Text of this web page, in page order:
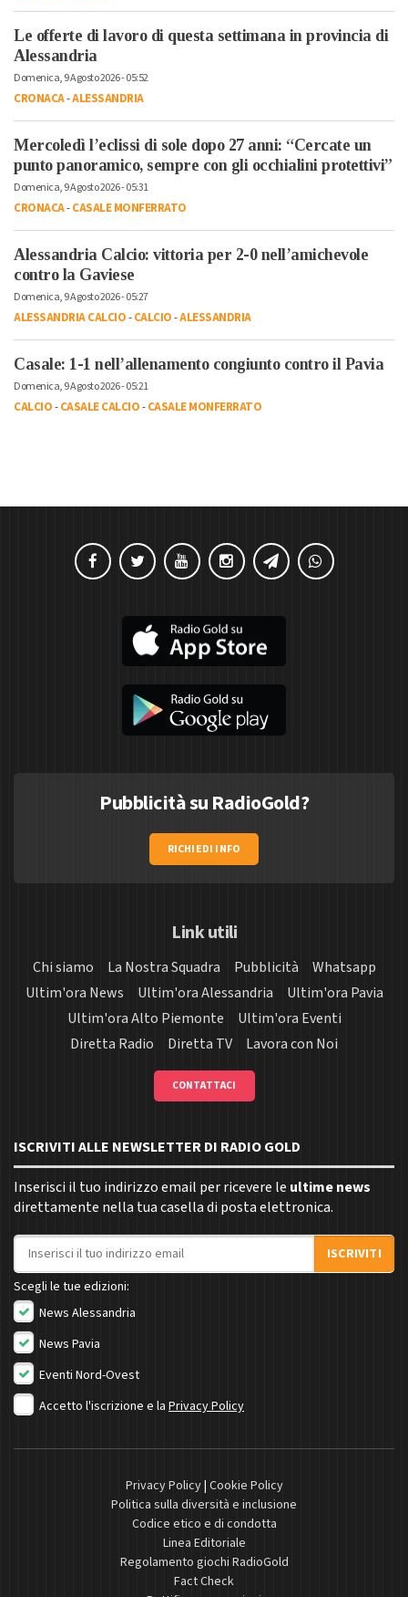
Le offerte di lavoro di questa settimana in provincia di
Alessandria
Domenica, 9 Agosto 2026 - 05:52
CRONACA-ALESSANDRIA
Mercoledì l’eclissi di sole dopo 27 anni: “Cercate un
punto panoramico, sempre con gli occhialini protettivi”
Domenica, 9 Agosto 2026 - 05:31
CRONACA-CASALE MONFERRATO
Alessandria Calcio: vittoria per 2-0 nell’amichevole
contro la Gaviese
Domenica, 9 Agosto 2026 - 05:27
ALESSANDRIA CALCIO-CALCIO-ALESSANDRIA
Casale: 1-1 nell’allenamento congiunto contro il Pavia
Domenica, 9 Agosto 2026 - 05:21
CALCIO-CASALE CALCIO-CASALE MONFERRATO
Pubblicità su RadioGold?
RICHIEDI INFO
Link utili
Chi siamo La Nostra Squadra Pubblicità
Whatsapp
Ultim'ora News
Ultim'ora Alessandria
Ultim'ora Pavia
Ultim'ora Alto Piemonte
Ultim'ora Eventi
Diretta Radio
Diretta TV Lavora con Noi
CONTATTACI
ISCRIVITI ALLE NEWSLETTER DI RADIO GOLD
Inserisci il tuo indirizzo email per ricevere le ultime news
direttamente nella tua casella di posta elettronica.
Indirizzo email
ISCRIVITI
Scegli le tue edizioni:
News Alessandria
News Pavia
Eventi Nord-Ovest
Accetto l'iscrizione e la Privacy Policy
Privacy Policy| Cookie Policy
Politica sulla diversità e inclusione
Codice etico e di condotta
Linea Editoriale
Regolamento giochi RadioGold
Fact Check